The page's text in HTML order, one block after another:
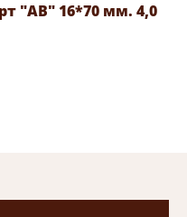
"АВ" 16*70 мм. 4,0